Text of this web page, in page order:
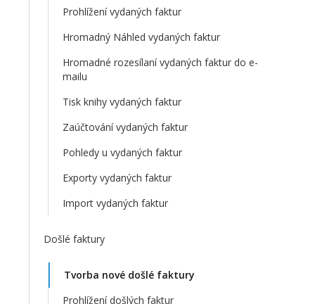
Prohlížení vydaných faktur
Hromadný Náhled vydaných faktur
Hromadné rozesílaní vydaných faktur do e-
mailu
Tisk knihy vydaných faktur
Zaúčtování vydaných faktur
Pohledy u vydaných faktur
Exporty vydaných faktur
Import vydaných faktur
Došlé faktury
Tvorba nové došlé faktury
Prohlížení došlých faktur